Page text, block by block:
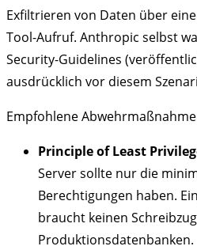
Exfiltrieren von Daten über
Tool-Aufruf. Anthropic selbst
Security-Guidelines
ausdrücklich vor diesem
Empfohlene
Principle of Least
Server sollte nur die
Berechtigungen haben.
braucht keinen
Produktionsdatenbanken.